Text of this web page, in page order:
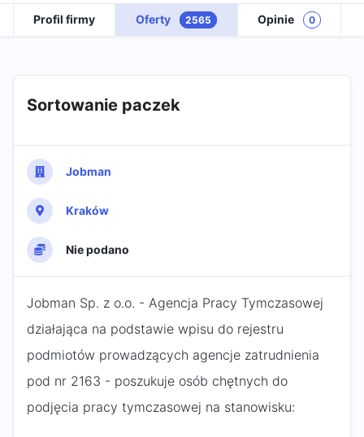
Profil firmy Oferty 2565 Opinie 0
Sortowanie paczek
Jobman
Kraków
Nie podano
Jobman Sp. z o.o. - Agencja Pracy Tymczasowej
działająca na podstawie wpisu do rejestru
podmiotów prowadzących agencje zatrudnienia
pod nr 2163 - poszukuje osób chętnych do
podjęcia pracy tymczasowej na stanowisku: